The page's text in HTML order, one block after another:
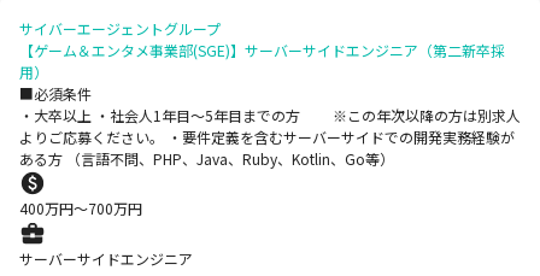
サイバーエージェントグループ
【ゲーム＆エンタメ事業部(SGE)】サーバーサイドエンジニア（第二新卒採
用）
■必須条件
・大卒以上 ・社会人1年目～5年目までの方 ※この年次以降の方は別求人
よりご応募ください。 ・要件定義を含むサーバーサイドでの開発実務経験が
ある方 （言語不問、PHP、Java、Ruby、Kotlin、Go等）
400万円〜700万円
サーバーサイドエンジニア